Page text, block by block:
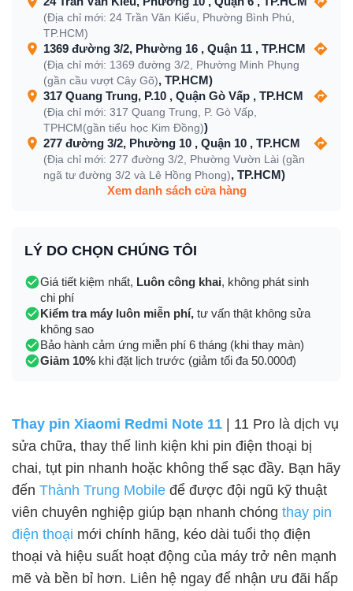
(Địa chỉ mới: 24 Trần Văn Kiểu, Phường Bình Phú,
TP.HCM)
1369 đường 3/2, Phường 16 , Quận 11 , TP.HCM
(Địa chỉ mới: 1369 đường 3/2, Phường Minh Phụng
(gần cầu vượt Cây Gõ), TP.HCM)
317 Quang Trung, P.10 , Quận Gò Vấp , TP.HCM
(Địa chỉ mới: 317 Quang Trung, P. Gò Vấp,
TPHCM(gần tiểu học Kim Đồng))
277 đường 3/2, Phường 10 , Quận 10 , TP.HCM
(Địa chỉ mới: 277 đường 3/2, Phường Vườn Lài (gần
ngã tư đường 3/2 và Lê Hồng Phong), TP.HCM)
Xem danh sách cửa hàng
LÝ DO CHỌN CHÚNG TÔI
Giá tiết kiệm nhất, Luôn công khai, không phát sinh
chi phí
Kiểm tra máy luôn miễn phí, tư vấn thật không sửa
không sao
Bảo hành cảm ứng miễn phí 6 tháng (khi thay màn)
Giảm 10% khi đặt lịch trước (giảm tối đa 50.000đ)
Thay pin Xiaomi Redmi Note 11 | 11 Pro là dịch vụ
sửa chữa, thay thế linh kiện khi pin điện thoại bị
chai, tụt pin nhanh hoặc không thể sạc đầy. Bạn hãy
đến Thành Trung Mobile để được đội ngũ kỹ thuật
viên chuyên nghiệp giúp bạn nhanh chóng thay pin
điện thoại mới chính hãng, kéo dài tuổi thọ điện
thoại và hiệu suất hoạt động của máy trở nên mạnh
mẽ và bền bỉ hơn. Liên hệ ngay để nhận ưu đãi hấp